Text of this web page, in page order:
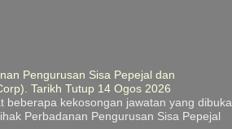
Pengurusan Sisa Pepejal dan
Tarikh Tutup 14 Ogos 2026
beberapa kekosongan jawatan yang dibuka
Perbadanan Pengurusan Sisa Pepejal